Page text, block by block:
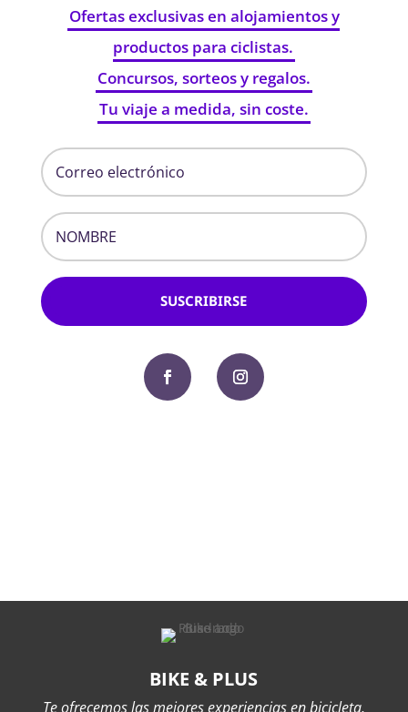
Ofertas exclusivas en alojamientos y
productos para ciclistas.
Concursos, sorteos y regalos.
Tu viaje a medida, sin coste.
SUSCRIBIRSE
BIKE & PLUS
Te ofrecemos las mejores experiencias en bicicleta,